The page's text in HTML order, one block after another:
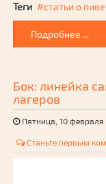
Теги статьи о пиве
Подробнее ...
Бок: линейка
лагеров
Пятница, 10 февраля
Станьте первым